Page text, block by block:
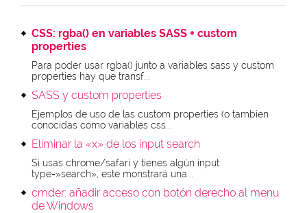
CSS: rgba() en variables SASS + custom
properties
Para poder usar rgba() junto a variables sass y custom
properties hay que transf...
SASS y custom properties
Ejemplos de uso de las custom properties (o tambien
conocidas como variables css...
Eliminar la «x» de los input search
Si usas chrome/safari y tienes algún input
type=»search», este monstrará una...
cmder: añadir acceso con botón derecho al menu
de Windows